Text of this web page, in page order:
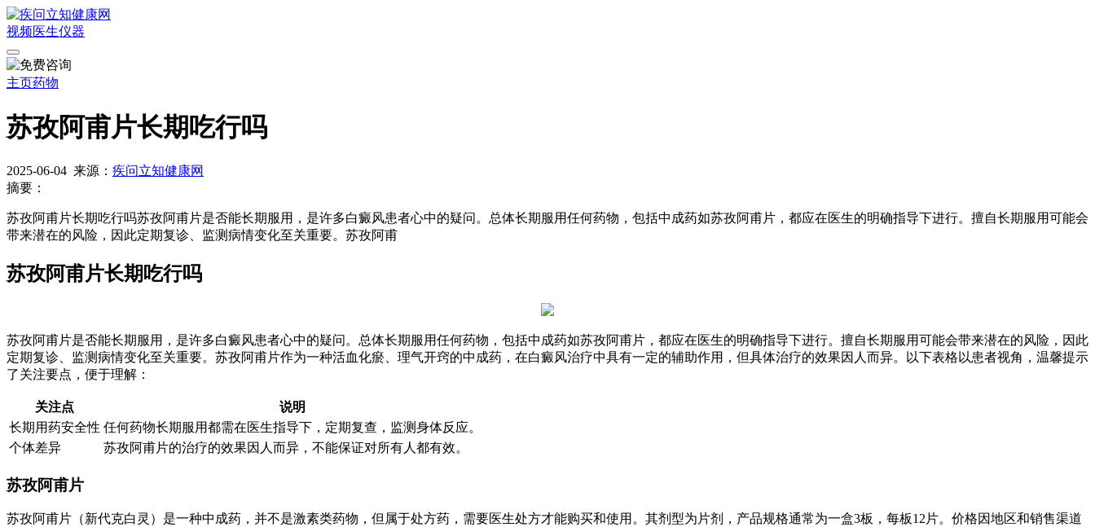
视频医生仪器
主页药物
苏孜阿甫片长期吃行吗
2025-06-04 来源： 疾问立知健康网
摘要：
苏孜阿甫片长期吃行吗苏孜阿甫片是否能长期服用，是许多白癜风患者心中的疑问。总体长期服用任何药物，包括中成药如苏孜阿甫片，都应在医生的明确指导下进行。擅自长期服用可能会
带来潜在的风险，因此定期复诊、监测病情变化至关重要。苏孜阿甫
苏孜阿甫片长期吃行吗
苏孜阿甫片是否能长期服用，是许多白癜风患者心中的疑问。总体长期服用任何药物，包括中成药如苏孜阿甫片，都应在医生的明确指导下进行。擅自长期服用可能会带来潜在的风险，因此
定期复诊、监测病情变化至关重要。苏孜阿甫片作为一种活血化瘀、理气开窍的中成药，在白癜风治疗中具有一定的辅助作用，但具体治疗的效果因人而异。以下表格以患者视角，温馨提示
了关注要点，便于理解：
关注点
说明
长期用药安全性 任何药物长期服用都需在医生指导下，定期复查，监测身体反应。
个体差异
苏孜阿甫片的治疗的效果因人而异，不能保证对所有人都有效。
苏孜阿甫片
苏孜阿甫片（新代克白灵）是一种中成药，并不是激素类药物，但属于处方药，需要医生处方才能购买和使用。其剂型为片剂，产品规格通常为一盒3板，每板12片。价格因地区和销售渠道